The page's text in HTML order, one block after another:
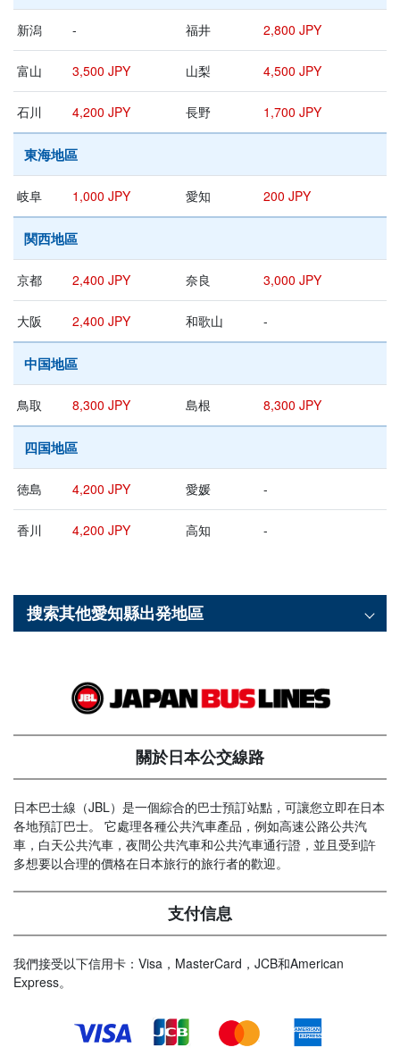
新潟 - 福井 2,800 JPY
富山 3,500 JPY 山梨 4,500 JPY
石川 4,200 JPY 長野 1,700 JPY
東海地區
岐阜 1,000 JPY 愛知 200 JPY
関西地區
京都 2,400 JPY 奈良 3,000 JPY
大阪 2,400 JPY 和歌山 -
中国地區
鳥取 8,300 JPY 島根 8,300 JPY
四国地區
徳島 4,200 JPY 愛媛 -
香川 4,200 JPY 高知 -
搜索其他愛知縣出発地區
關於日本公交線路
日本巴士線（JBL）是一個綜合的巴士預訂站點，可讓您立即在日本
各地預訂巴士。 它處理各種公共汽車產品，例如高速公路公共汽
車，白天公共汽車，夜間公共汽車和公共汽車通行證，並且受到許
多想要以合理的價格在日本旅行的旅行者的歡迎。
支付信息
我們接受以下信用卡：Visa，MasterCard，JCB和American
Express。